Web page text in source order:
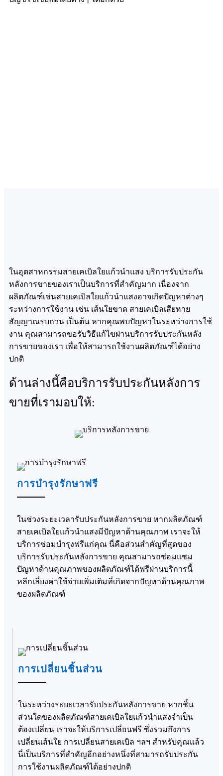
ในอุตสาหกรรมสายเคเบิลใยแก้วนำแสง บริการรับประกัน
หลังการขายของเราเป็นบริการที่สำคัญมาก เนื่องจาก
ผลิตภัณฑ์เช่นสายเคเบิลใยแก้วนำแสงอาจเกิดปัญหาต่างๆ
ระหว่างการใช้งาน เช่น เส้นใยขาด สายเคเบิลเสียหาย
สัญญาณรบกวน เป็นต้น หากคุณพบปัญหาในระหว่างการใช้
งาน คุณสามารถขอรับวิธีแก้ไขผ่านบริการรับประกันหลัง
การขายของเรา เพื่อให้สามารถใช้งานผลิตภัณฑ์ได้อย่าง
ปกติ
ด้านล่างนี้คือบริการรับประกันหลังการ
ขายที่เรามอบให้:
การบำรุงรักษาฟรี
ในช่วงระยะเวลารับประกันหลังการขาย หากผลิตภัณฑ์
สายเคเบิลใยแก้วนำแสงมีปัญหาด้านคุณภาพ เราจะให้
บริการซ่อมบำรุงฟรีแก่คุณ นี่คือส่วนสำคัญที่สุดของ
บริการรับประกันหลังการขาย คุณสามารถซ่อมแซม
ปัญหาด้านคุณภาพของผลิตภัณฑ์ได้ฟรีผ่านบริการนี้
หลีกเลี่ยงค่าใช้จ่ายเพิ่มเติมที่เกิดจากปัญหาด้านคุณภาพ
ของผลิตภัณฑ์
การเปลี่ยนชิ้นส่วน
ในระหว่างระยะเวลารับประกันหลังการขาย หากชิ้น
ส่วนใดของผลิตภัณฑ์สายเคเบิลใยแก้วนำแสงจำเป็น
ต้องเปลี่ยน เราจะให้บริการเปลี่ยนฟรี ซึ่งรวมถึงการ
เปลี่ยนเส้นใย การเปลี่ยนสายเคเบิล ฯลฯ สำหรับคุณแล้ว
นี่เป็นบริการที่สำคัญอีกอย่างหนึ่งที่สามารถรับประกัน
การใช้งานผลิตภัณฑ์ได้อย่างปกติ